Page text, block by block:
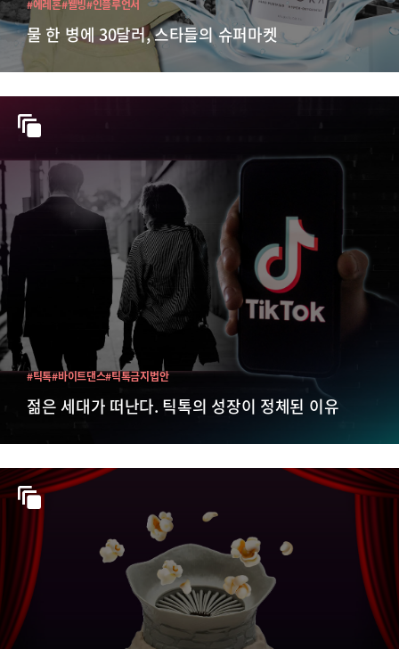
물 한 병에 30달러, 스타들의 슈퍼마켓
#에레혼#웰빙#인플루언서
젊은 세대가 떠난다. 틱톡의 성장이 정체된 이유
#틱톡#바이트댄스#틱톡금지법안